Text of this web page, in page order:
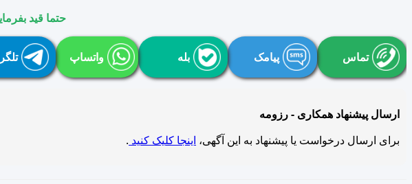
حتما قید
تماس پیامک بله واتساپ
ارسال پیشنهاد همکاری - رزومه
برای ارسال درخواست یا پیشنهاد به این آگهی، اینجا کلیک کنید .